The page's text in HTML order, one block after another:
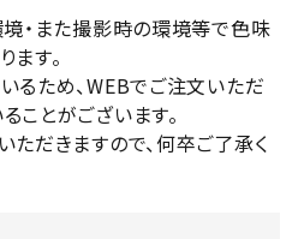
・また撮影時の環境等で色味
す。
るため、WEBでご注文いただ
ことがございます。
ただきますので、何卒ご了承く